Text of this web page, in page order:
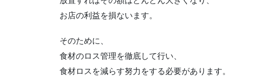
お店の利益を損ないます。
そのために、
食材のロス管理を徹底して行い、
食材ロスを減らす努力をする必要があります。